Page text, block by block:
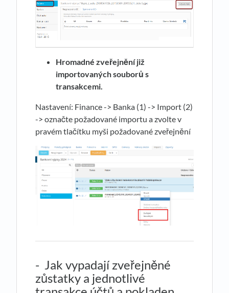
Hromadné zveřejnění již
importovaných souborů s
transakcemi.
Nastavení: Finance -> Banka (1) -> Import (2)
-> označte požadované importu a zvolte v
pravém tlačítku myši požadované zveřejnění
- Jak vypadají zveřejněné
zůstatky a jednotlivé